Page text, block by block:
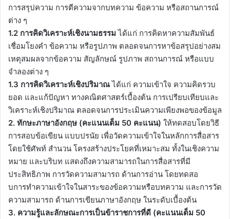
การสรุปความ การตีความจากบทความ ข้อความ หรือสถานการณ์
ต่าง ๆ
1.2 การคิดวิเคราะห์เชิงนามธรรม ได้แก่ การคิดหาความสัมพันธ์
เชื่อมโยงคํา ข้อความ หรือรูปภาพ ตลอดจนการหาข้อสรุปอย่างสม
เหตุสมผลจากข้อความ สัญลักษณ์ รูปภาพ สถานการณ์ หรือแบบ
จําลองต่าง ๆ
1.3 การคิดวิเคราะห์เชิงปริมาณได้แก่ ความเข้าใจ ความคิดรวบ
ยอด และแก้ปัญหา ทางคณิตศาสตร์เบื้องต้น การเปรียบเทียบและ
วิเคราะห์เชิงปริมาณ ตลอดจนการประเมินความเพียงพอของข้อมูล
2. ทักษะภาษาอังกฤษ (คะแนนเต็ม 50 คะแนน) ให้ทดสอบโดยวิธี
การสอบข้อเขียน แบบปรนัย เพื่อวัดความเข้าใจในหลักการสื่อสาร
โดยใช้ศัพท์ สํานวน โครงสร้างประโยคที่เหมาะสม ทั้งในเชิงความ
หมาย และบริบท แสดงถึงความสามารถในการสื่อสารที่มี
ประสิทธิภาพ การวัดความสามารถ ด้านการอ่าน โดยทดสอ
บการทําความเข้าใจในสาระของข้อความหรือบทความ และการวัด
ความสามารถ ด้านการเขียนภาษาอังกฤษ ในระดับเบื้องต้น
3. ความรู้และลักษณะการเป็นข้าราชการที่ดี (คะแนนเต็ม 50